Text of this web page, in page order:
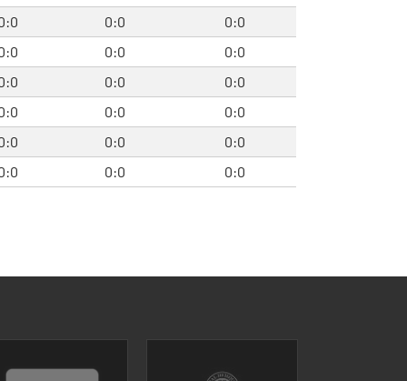
0:0
0:0
0:0
0:0
0:0
0:0
0:0
0:0
0:0
0:0
0:0 0:0